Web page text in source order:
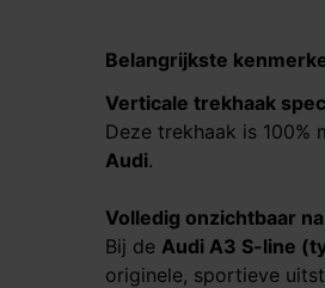
Belangrijkste
Verticale trekhaak
Deze trekhaak is 100%
Audi.
Volledig onzichtbaar
Bij de Audi A3 S-line
originele, sportieve